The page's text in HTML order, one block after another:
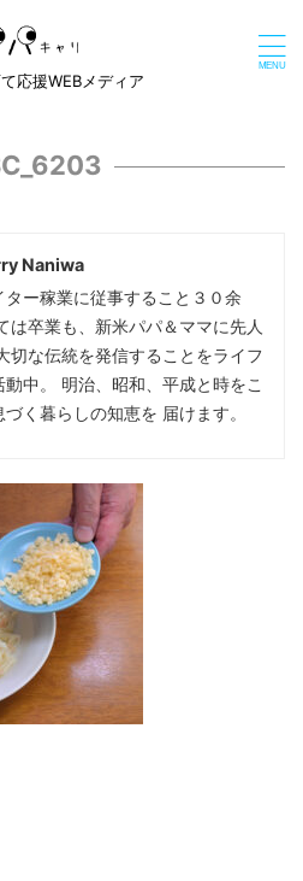
応援WEBメディア
Naniwa
ター稼業に従事すること３０余
は卒業も、新米パパ＆ママに先人
切な伝統を発信することをライフ
動中。 明治、昭和、平成と時をこ
づく暮らしの知恵を 届けます。